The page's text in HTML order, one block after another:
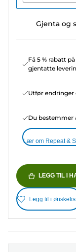
Gjenta og
Få 5 % rabatt
gjentatte
Utfør endringer
Du bestemmer
Lær om Repeat &
LEGG TIL I
Legg til i